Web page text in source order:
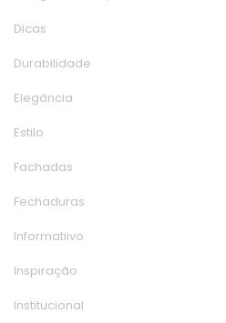
Dica
Durabilidade
Elegância
Estilo
Fachada
Fechadura
Informatiivo
Inspiração
Institucional